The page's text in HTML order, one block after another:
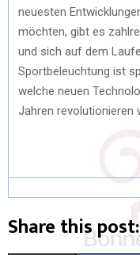
neuesten
möchten, gibt es
und sich auf dem
Sportbeleuchtung ist
welche neuen
Jahren revolutionieren
Share this post: